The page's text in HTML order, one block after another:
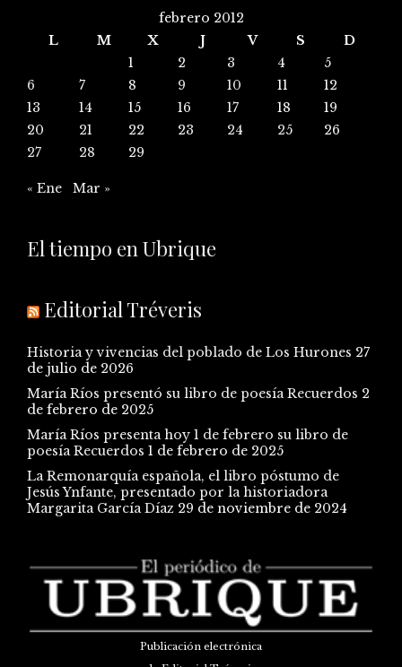
febrero 2012
L
M X J V S
D
1
2 3 4
5
6
7 8 9 10 11
12
13
14 15 16 17 18
19
20
21 22 23 24 25
26
27
28 29
« Ene Mar »
El tiempo en Ubrique
Editorial Tréveris
Historia y vivencias del poblado de Los Hurones 27
de julio de 2026
María Ríos presentó su libro de poesía Recuerdos 2
de febrero de 2025
María Ríos presenta hoy 1 de febrero su libro de
poesía Recuerdos 1 de febrero de 2025
La Remonarquía española, el libro póstumo de
Jesús Ynfante, presentado por la historiadora
Margarita García Díaz 29 de noviembre de 2024
Publicación electrónica